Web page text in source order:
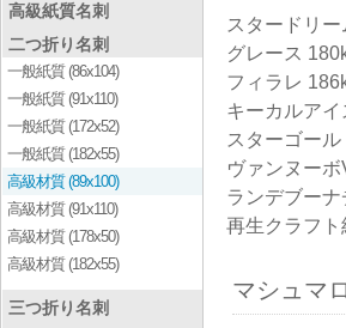
高級紙質名刺
二つ折り名刺
一般紙質 (86x104)
一般紙質 (91x110)
一般紙質 (172x52)
一般紙質 (182x55)
高級材質 (89x100)
高級材質 (91x110)
高級材質 (178x50)
高級材質 (182x55)
三つ折り名刺
スタードリ
グレース
フィラレ
キーカルアイ
スターゴー
ヴァンヌー
ランデブー
再生クラフト
マシュマ